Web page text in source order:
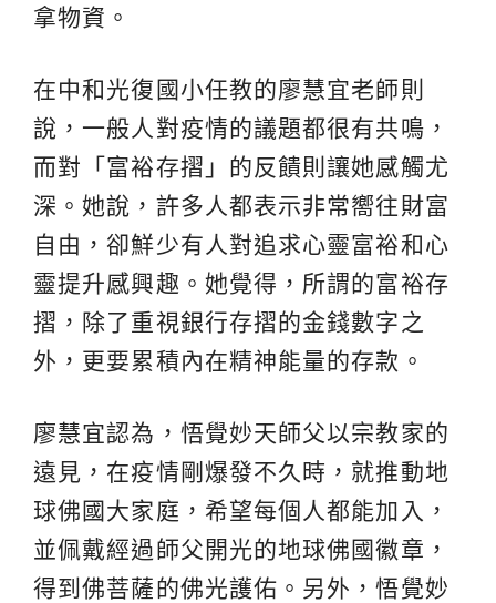
拿物資。
在中和光復國小任教的廖慧宜老師則
說，一般人對疫情的議題都很有共鳴，
而對「富裕存摺」的反饋則讓她感觸尤
深。她說，許多人都表示非常嚮往財富
自由，卻鮮少有人對追求心靈富裕和心
靈提升感興趣。她覺得，所謂的富裕存
摺，除了重視銀行存摺的金錢數字之
外，更要累積內在精神能量的存款。
廖慧宜認為，悟覺妙天師父以宗教家的
遠見，在疫情剛爆發不久時，就推動地
球佛國大家庭，希望每個人都能加入，
並佩戴經過師父開光的地球佛國徽章，
得到佛菩薩的佛光護佑。另外，悟覺妙